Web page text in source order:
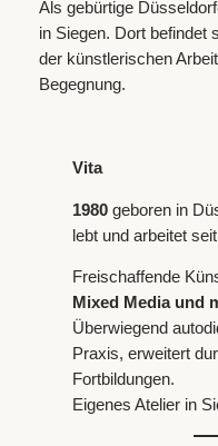
Als gebürtige
in Siegen. Dort befindet
der künstlerischen
Begegnung.
Vita
1980 geboren in
lebt und arbeitet
Freischaffende
Mixed Media und
Überwiegend
Praxis, erweitert
Fortbildungen.
Eigenes Atelier in